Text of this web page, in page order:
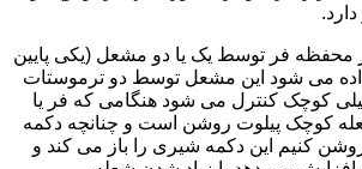
محفظه فر توسط یک یا دو مشعل (یکی پایین
می شود این مشعل توسط دو ترموستات
کوچک کنترل می شود هنگامی که فر یا
کوچک پیلوت روشن است و چنانچه دکمه
کنیم این دکمه شیری را باز می کند و